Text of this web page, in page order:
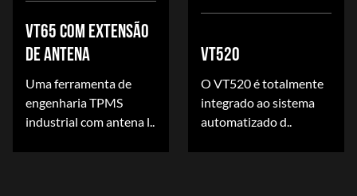
VT65 COM EXTENSÃO
DE ANTENA
Uma ferramenta de
engenharia TPMS
industrial com antena l..
VT520
O VT520 é totalmente
integrado ao sistema
automatizado d..